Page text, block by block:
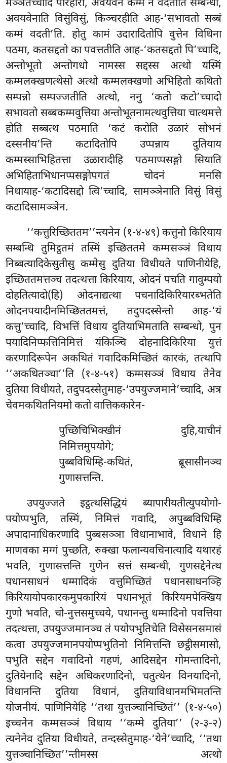
मञ्ञतेच्चादि परिहारो, अवयवेन कम्मं न वदतीति सम्बन्धो,
अवयवेनाति विसुंविसुं, किञ्चरहीति आह-‘सभावतो सब्बं
कम्मं वदती’ति. होतु कामं उदारादितोपि वुत्तेन विधिना
पठमा, कतसद्दतो का पवत्ततीति आह-‘कतसद्दतो पि’च्चादि,
अन्तोभूतो अन्तोगधो नामस्स सद्दस्स अत्थो यस्मिं
कम्मलक्खणत्थेसो अत्थो कम्मलक्खणो अभिहितो कथितो
सम्पन्नो सम्पज्जतीति अत्थो, ननु ‘कतो कटो’च्चादो
सभावतो सब्बकम्मवुत्तिया अन्तोभूतनामत्थवुत्तिया चात्थमत्ते
होति सब्बत्थ पठमाति ‘कटं करोति उळारं सोभनं
दस्सनीय’न्ति कटादितोपि उप्पन्नाय दुतियाय
कम्मस्साभिहितत्ता उळारादीहि पठमाप्पसङ्गो सियाति
अभिहिताभिधानप्पसङ्गोपगतं चोदनं मनसि
निधायाह-‘कटादिसद्दो त्वि’च्चादि, सामञ्ञेनाति विसुं विसुं
कटादिसामञ्ञेन.
‘‘कत्तुरिच्छिततम’’न्त्यनेन (१-४-४९) कत्तुनो किरियाय
सम्बन्धि तुमिट्ठतमं तस्मिं इच्छिततमे कम्मसञ्ञं विधाय
निब्बत्यादिकेसुतीसु कम्मेसु दुतिया विधीयते पाणिनीयेहि,
इच्छिततमत्तञ्च तदत्थत्ता किरियाय, ओदनं पचति गावुम्पयो
दोहतित्यादो(हि) ओदनाद्यत्था पचनादिकिरियारब्भतेति
ओदनपयादीनमिच्छिततमत्तं, तदुपदस्सेन्तो आह-‘यं
कत्तु’च्चादि, विभत्तिं विधाय दुतियाभिमताति सम्बन्धो, पुन
पयादिनिप्फत्तिनिमित्तं यंकिञ्चि दोहनादिकिरिया युत्तं
करणादिरूपेन अकथितं गवादिकमिच्छितं कारकं, तत्थापि
‘‘अकथितञ्चा’’ति (१-४-५१) कम्मसञ्ञं विधाय तेनेव
दुतिया विधीयते, तदुपदस्सेतुमाह-‘उपयुज्जमाने’च्चादि, अत्र
चेवमकथितनियमो कतो वात्तिककारेन-
पुच्छिचिभिक्खीनं दुहि,याचीनं
निमित्तमुपयोगे;
पुब्बविधिम्हि-कथितं, ब्रूसासीनञ्च
गुणासत्तन्ति.
उपयुज्जते इट्ठत्थसिद्धियं ब्यापारीयतीत्युपयोगो-
पयोप्पभुति, तस्मिं, निमित्तं गवादि, अपुब्बविधिम्हि
अपादानाधिकरणादि पुब्बसञ्ञा विधानाभावे, विधाने हि
माणवका मग्गं पुच्छति, रुक्खा फलान्यवचिनात्यादि यथारहं
भवति, गुणासत्तन्ति गुणेन सत्तं सम्बन्धी, गुणसद्देनेत्थ
पधानसाधनं धम्मादिकं वत्तुमिच्छितं पधानसाधनञ्हि
किरियायोपकारकमुपकारियं पधानभूतं किरियमपेक्खिय
गुणो भवति, चो-नुत्तसमुच्चये, पधानन्तु धम्मादिनो पवत्तिया
तदत्थत्ता, उपयुज्जमानञ्च तं पयोपभुतिचेति विसेसनसमासं
कत्वा उपयुज्जमानपयोप्पभुतिनो निमित्तन्ति छट्ठीसमासो,
पभुति सद्देन गवादिनो गहणं, आदिसद्देन गोमन्तादिनो,
दुतियेनादि सद्देन अधिकरणादिनो, चतुत्थेन विनयादिनो,
विधानन्ति दुतिया विधानं, दुतियाविधानमभिमतन्ति
योजनीयं. पाणिनियेहि ‘‘तथा युत्तञ्चानिच्छितं’’ (१-४-५०)
इच्चनेन कम्मसञ्ञं विधाय ‘‘कम्मे दुतिया’’ (२-३-२)
त्यनेनेव दुतिया विधीयते, तन्दस्सेतुमाह-‘येने’च्चादि, ‘‘तथा
युत्तञ्चानिच्छित’’न्तीमस्स अत्थो